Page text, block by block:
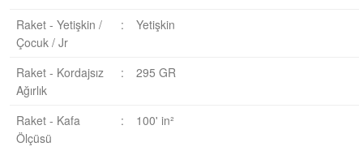
Raket - Yetişkin /
Çocuk / Jr
: Yetişkin
Raket - Kordajsız
Ağırlık
: 295 GR
Raket - Kafa
Ölçüsü
: 100' in²